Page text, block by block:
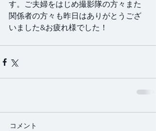
す。ご夫婦をはじめ撮影隊の方々また
関係者の方々も昨日はありがとうござ
いました&お疲れ様でした！
コメント